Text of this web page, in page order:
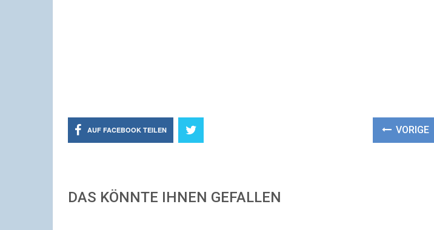
AUF FACEBOOK TEILEN VORIGE
DAS KÖNNTE IHNEN GEFALLEN